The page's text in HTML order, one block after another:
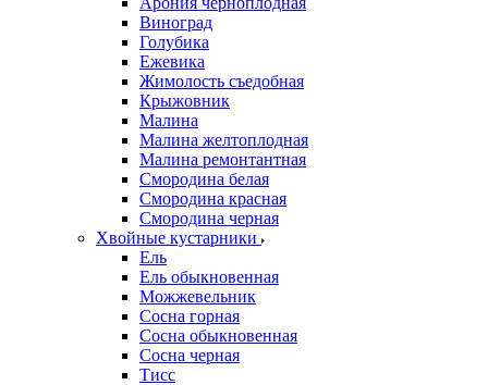
Виноград
Голубика
Ежевика
Жимолость съедобная
Крыжовник
Малина
Малина желтоплодная
Малина ремонтантная
Смородина белая
Смородина красная
Смородина черная
Хвойные кустарники
Ель
Ель обыкновенная
Можжевельник
Сосна горная
Сосна обыкновенная
Сосна черная
Тисс